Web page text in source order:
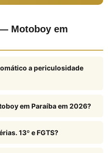
Motoboy em
a periculosidade
em Paraíba em 2026?
13º e FGTS?